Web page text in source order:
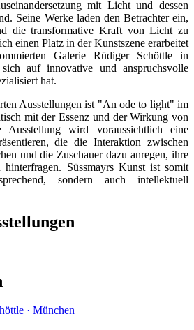
mit Licht und dessen
Seine Werke laden den Betrachter ein,
die transformative Kraft von Licht zu
einen Platz in der Kunstszene erarbeitet
Galerie Rüdiger Schöttle in
auf innovative und anspruchsvolle
hat.
Ausstellungen ist "An ode to light" im
mit der Essenz und der Wirkung von
Ausstellung wird voraussichtlich eine
die die Interaktion zwischen
und die Zuschauer dazu anregen, ihre
hinterfragen. Süssmayrs Kunst ist somit
sondern auch intellektuell
· München